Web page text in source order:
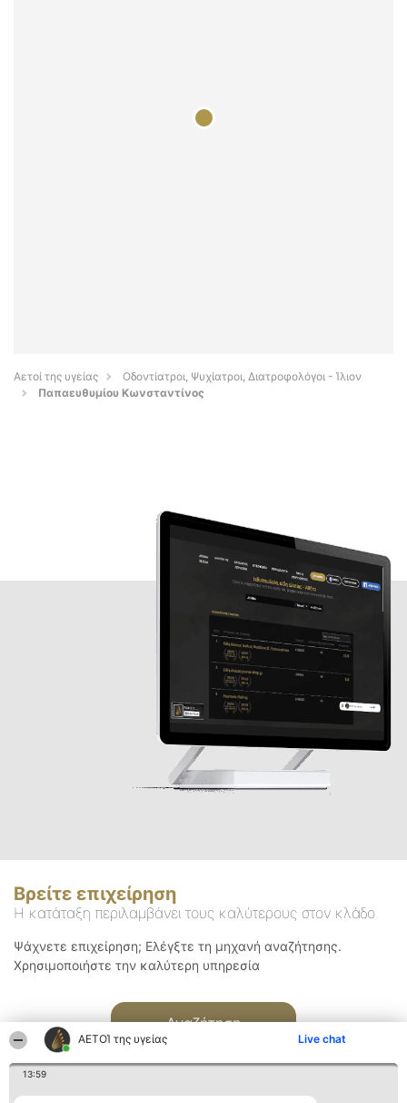
ΑΕΤΟΊ της υγείας Live chat
13:59
Αετοί της υγείας
Οδοντίατροι, Ψυχίατροι, Διατροφολόγοι - Ίλιον
Παπαευθυμίου Κωνσταντίνος
Βρείτε επιχείρηση
Η κατάταξη περιλαμβάνει τους καλύτερους στον κλάδο
Ψάχνετε επιχείρηση; Ελέγξτε τη μηχανή αναζήτησης.
Χρησιμοποιήστε την καλύτερη υπηρεσία
Αναζήτηση